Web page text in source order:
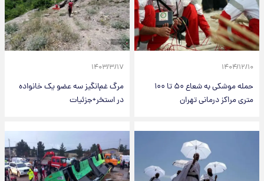
۱۴۰۴/۱۲/۱۰
حمله موشکی به شعاع ۵۰ تا ۱۰۰
متری مراکز درمانی تهران
۱۴۰۳/۳/۱۷
مرگ غم‌انگیز سه عضو یک خانواده
در استخر+جزئیات